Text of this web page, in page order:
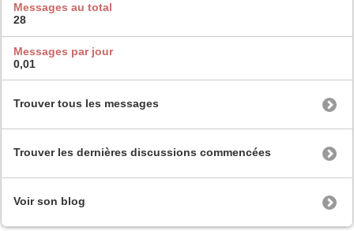
Messages au total
28
Messages par jour
0,01
Trouver tous les messages
Trouver les dernières discussions commencées
Voir son blog